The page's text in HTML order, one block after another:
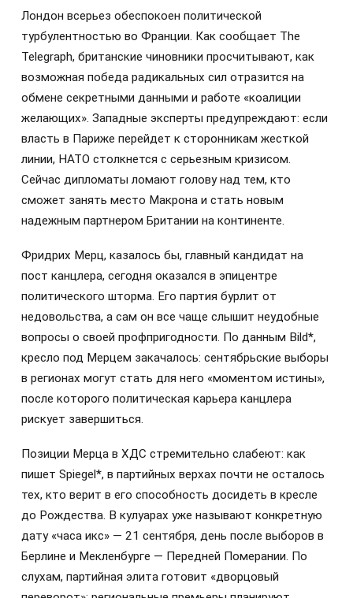
Лондон всерьез обеспокоен политической
турбулентностью во Франции. Как сообщает The
Telegraph, британские чиновники просчитывают, как
возможная победа радикальных сил отразится на
обмене секретными данными и работе «коалиции
желающих». Западные эксперты предупреждают: если
власть в Париже перейдет к сторонникам жесткой
линии, НАТО столкнется с серьезным кризисом.
Сейчас дипломаты ломают голову над тем, кто
сможет занять место Макрона и стать новым
надежным партнером Британии на континенте.
Фридрих Мерц, казалось бы, главный кандидат на
пост канцлера, сегодня оказался в эпицентре
политического шторма. Его партия бурлит от
недовольства, а сам он все чаще слышит неудобные
вопросы о своей профпригодности. По данным Bild*,
кресло под Мерцем закачалось: сентябрьские выборы
в регионах могут стать для него «моментом истины»,
после которого политическая карьера канцлера
рискует завершиться.
Позиции Мерца в ХДС стремительно слабеют: как
пишет Spiegel*, в партийных верхах почти не осталось
тех, кто верит в его способность досидеть в кресле
до Рождества. В кулуарах уже называют конкретную
дату «часа икс» — 21 сентября, день после выборов в
Берлине и Мекленбурге — Передней Померании. По
слухам, партийная элита готовит «дворцовый